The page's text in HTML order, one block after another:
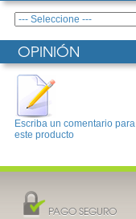
OPINIÓN
Escriba un comentario para
este producto
PAGO SEGURO